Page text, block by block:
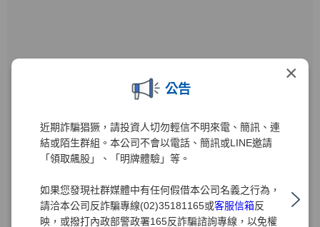
×
公告
近期詐騙猖獗，請投資人切勿輕信不明來電、簡訊、連
結或陌生群組。本公司不會以電話、簡訊或LINE邀請
「領取飆股」、「明牌體驗」等。
如果您發現社群媒體中有任何假借本公司名義之行為，
請洽本公司反詐騙專線(02)35181165或客服信箱反
映，或撥打內政部警政署165反詐騙諮詢專線，以免權
公開資訊觀測站
進入公開資訊觀測站後
1 輸入公司代碼：000980
2 按下[搜尋]